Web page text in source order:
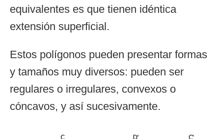
equivalentes es que tienen idéntica
extensión superficial.
Estos polígonos pueden presentar formas
y tamaños muy diversos: pueden ser
regulares o irregulares, convexos o
cóncavos, y así sucesivamente.